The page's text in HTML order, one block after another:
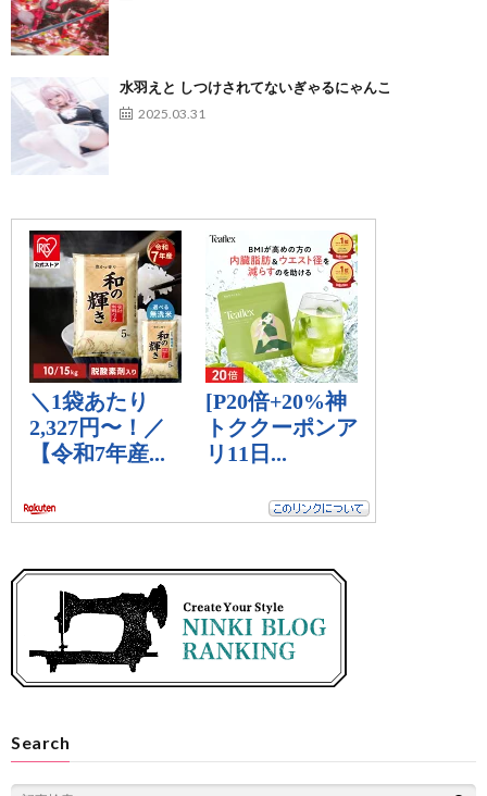
水羽えと しつけされてないぎゃるにゃんこ
2025.03.31
Search